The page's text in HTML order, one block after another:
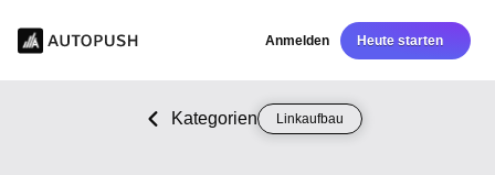
Anmelden Heute starten
Kategorien Linkaufbau